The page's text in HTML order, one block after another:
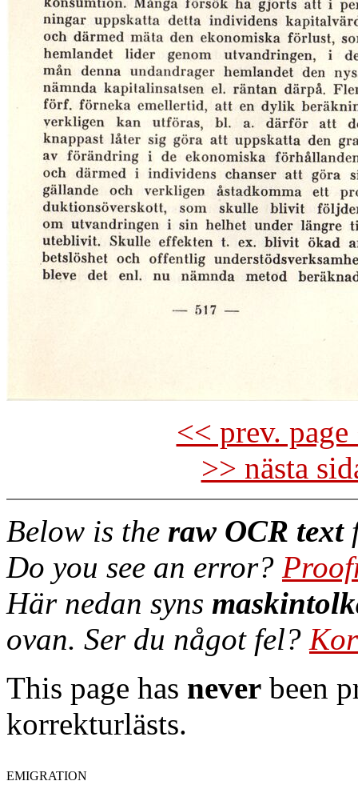
<< prev.
>> nästa
Below is the raw OCR text
Do you see an error?
Här nedan syns
ovan. Ser du något fel?
This page has never been
korrekturlästs.
EMIGRATION